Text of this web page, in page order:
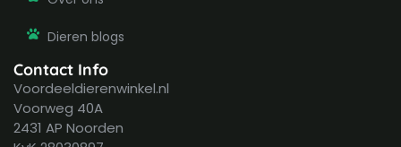
Dieren blogs
Contact Info
Voordeeldierenwinkel.nl
Voorweg 40A
2431 AP Noorden